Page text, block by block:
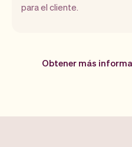
para el cliente.
Obtener más